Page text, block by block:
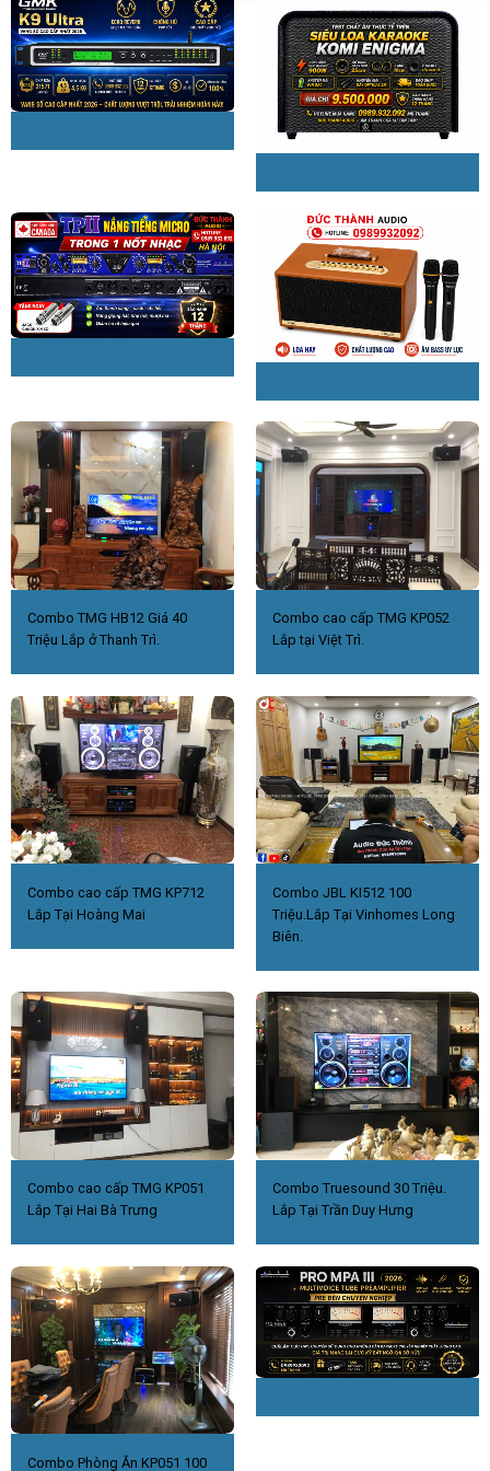
Khó có một micro không dây nào trên thị trường có chất
lượng tốt và mức giá tối ưu như AAP K700. Với thiết kế sang
trọng tích hợp các tính năng tiên tiến nhất hiện nay có thể có
của một chiếc micro không dây như cắt rú tít tự động, cảm
ứng tự ngắt khi đặt xuống bàn sau 5s…. chắc chắn sẽ là một
Liên hệ
Đức Thành Audio Địa chỉ số 85/220 Nam Dư, Hoàng Mai, Hà
Nội. Chuyên cung cấp lắp đặt âm thanh chính hãng gia đình
Zalo: 0989932092
FaceBook : https://www.facebook.com/ducthanhaudio/
Youtube:Đức Thành Audio – Nghe Là Mê,Ca Là Thích
Combo TMG HB12 Giá 40
Triệu Lắp ở Thanh Trì.
Combo cao cấp TMG KP052
Lắp tại Việt Trì.
Combo cao cấp TMG KP712
Lắp Tại Hoàng Mai
Combo JBL KI512 100
Triệu.Lắp Tại Vinhomes Long
Biên.
Combo cao cấp TMG KP051
Lắp Tại Hai Bà Trưng
Combo Truesound 30 Triệu.
Lắp Tại Trần Duy Hưng
Combo Phòng Ăn KP051 100